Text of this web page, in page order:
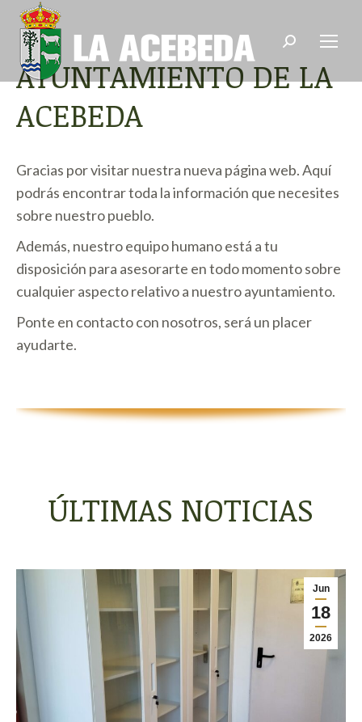
Buscar:
AYUNTAMIENTO DE LA
ACEBEDA
Gracias por visitar nuestra nueva página web. Aquí
podrás encontrar toda la información que necesites
sobre nuestro pueblo.
Además, nuestro equipo humano está a tu
disposición para asesorarte en todo momento sobre
cualquier aspecto relativo a nuestro ayuntamiento.
Ponte en contacto con nosotros, será un placer
ayudarte.
ÚLTIMAS NOTICIAS
Jun
18
2026